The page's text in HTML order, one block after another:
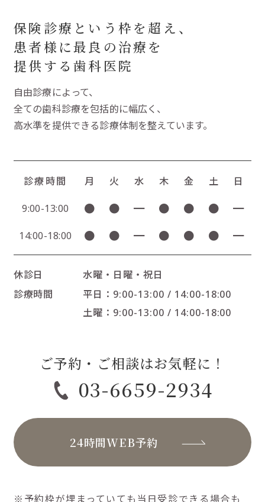
保険診療という枠を超え、
患者様に最良の治療を
提供する歯科医院
自由診療によって、
全ての歯科診療を包括的に幅広く、
高水準を提供できる診療体制を整えています。
診療時間 月 火 水 木 金 土 日
9:00-13:00 ● ● ━ ● ● ● ━
14:00-18:00 ● ● ━ ● ● ● ━
休診日
水曜・日曜・祝日
診療時間
平日：9:00-13:00 / 14:00-18:00
土曜：9:00-13:00 / 14:00-18:00
ご予約・ご相談はお気軽に！
03-6659-2934
24時間WEB予約
※予約枠が埋まっていても当日受診できる場合も